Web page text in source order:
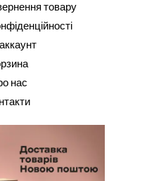
товару
нас